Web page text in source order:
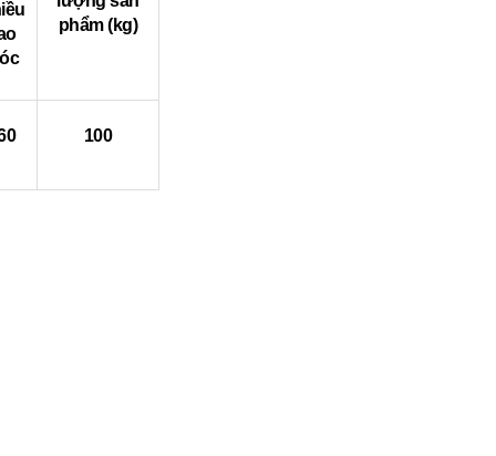
phẩm (kg)
100